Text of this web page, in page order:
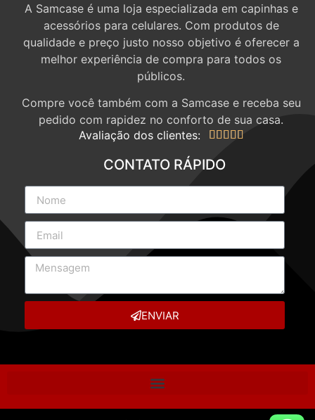
A Samcase é uma loja especializada em capinhas e
acessórios para celulares. Com produtos de
qualidade e preço justo nosso objetivo é oferecer a
melhor experiência de compra para todos os
públicos.
Compre você também com a Samcase e receba seu
pedido com rapidez no conforto de sua casa.
Avaliação dos clientes:
    
CONTATO RÁPIDO
ENVIAR